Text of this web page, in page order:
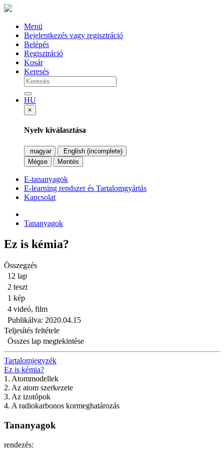
Menü
Bejelentkezés vagy regisztráció
Belépés
Regisztráció
Kosár
Keresés
HU
×
Nyelv kiválasztása
magyar
English (incomplete)
Mégse
Mentés
E-tananyagok
E-learning rendszer és Tartalomgyártás
Kapcsolat
Tananyagok
Ez is kémia?
Összegzés
12 lap
2 teszt
1 kép
4 videó, film
Publikálva: 2020.04.15
Teljesítés feltétele
Összes lap megtekintése
Tartalomjegyzék
Ez is kémia?
1. Atommodellek
2. Az atom szerkezete
3. Az izotópok
4. A radiokarbonos kormeghatározás
Tananyagok
rendezés: